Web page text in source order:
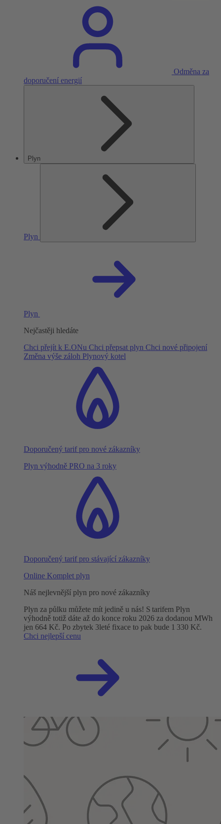
Odměna za
doporučení energií
Plyn
Plyn
Plyn
Nejčastěji hledáte
Chci přejít k E.ONu Chci přepsat plyn Chci nové připojení
Změna výše záloh Plynový kotel
Doporučený tarif pro nové zákazníky
Plyn výhodně PRO na 3 roky
Doporučený tarif pro stávající zákazníky
Online Komplet plyn
Náš nejlevnější plyn pro nové zákazníky
Plyn za půlku můžete mít jedině u nás! S tarifem Plyn
výhodně totiž dáte až do konce roku 2026 za dodanou MWh
jen 664 Kč. Po zbytek 3leté fixace to pak bude 1 330 Kč.
Chci nejlepší cenu